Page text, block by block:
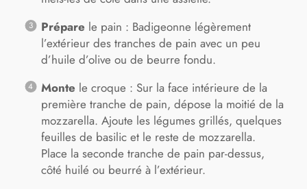
Prépare le pain : Badigeonne légèrement
l’extérieur des tranches de pain avec un peu
d’huile d’olive ou de beurre fondu.
Monte le croque : Sur la face intérieure de la
première tranche de pain, dépose la moitié de la
mozzarella. Ajoute les légumes grillés, quelques
feuilles de basilic et le reste de mozzarella.
Place la seconde tranche de pain par-dessus,
côté huilé ou beurré à l’extérieur.